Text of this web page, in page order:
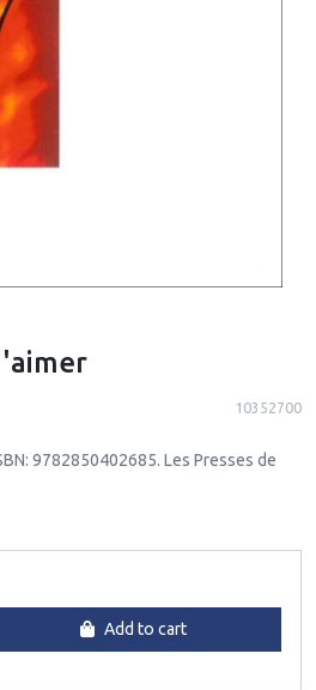
10352700
9782850402685. Les Presses de
Add to cart